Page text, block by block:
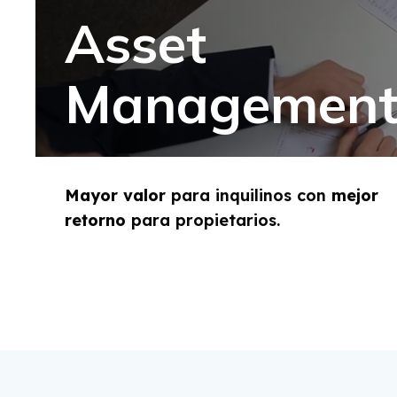
Asset
Mayor valor para inquilinos con mejor
retorno para propietarios.